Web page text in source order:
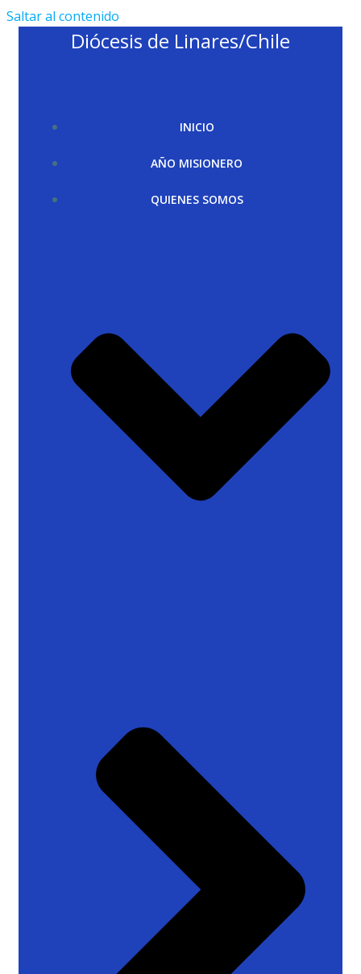
Saltar al contenido
Diócesis de Linares/Chile
INICIO
AÑO MISIONERO
QUIENES SOMOS